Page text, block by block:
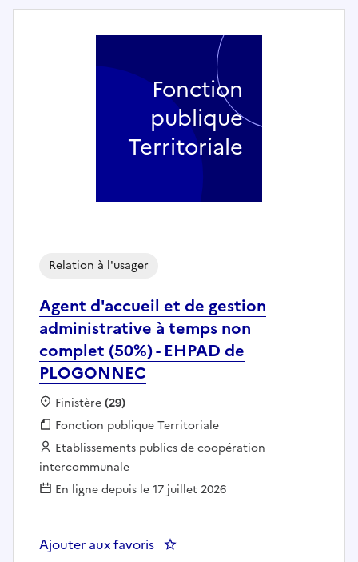
Agent d'accueil et de gestion
administrative à temps non
complet (50%) - EHPAD de
PLOGONNEC
Relation à l'usager
Localisation :
Finistère(29)
Fonction publique :
Fonction publique Territoriale
Employeur :
Etablissements publics de coopération
intercommunale
En ligne depuis le 17 juillet 2026
Ajouter aux favoris : Agent d'accueil et de gestion
Fonction
publique
Territoriale